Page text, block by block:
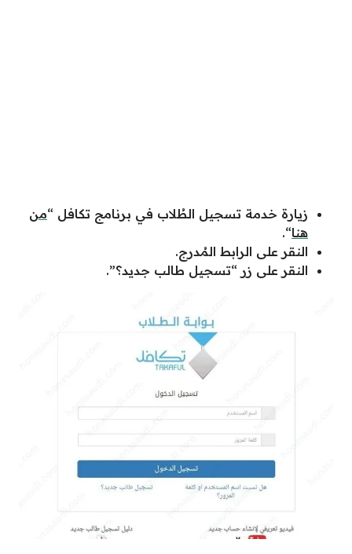
زيارة خدمة تسجيل الطُلاب في برنامج تكافل “من
هنا“.
النقر على الرابط المُدرج.
النقر على زر “تسجيل طالب جديد؟”.